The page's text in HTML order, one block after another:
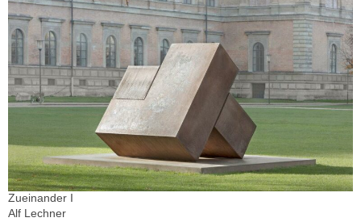
Zueinander I
Alf Lechner